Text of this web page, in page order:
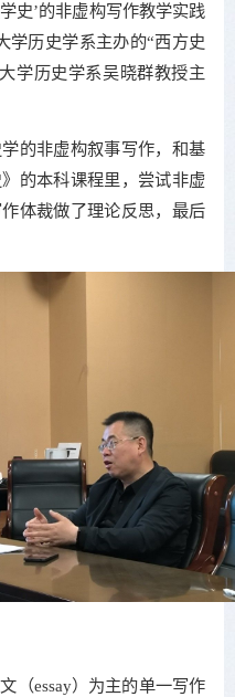
史’的非虚构写作教学实践
学历史学系主办的“西方史
学历史学系吴晓群教授主
的非虚构叙事写作，和基
的本科课程里，尝试非虚
体裁做了理论反思，最后
（essay）为主的单一写作